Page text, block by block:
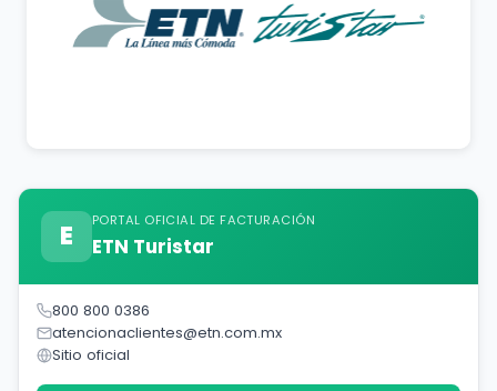
E PORTAL OFICIAL DE FACTURACIÓN
ETN Turistar
800 800 0386
atencionaclientes@etn.com.mx
Sitio oficial